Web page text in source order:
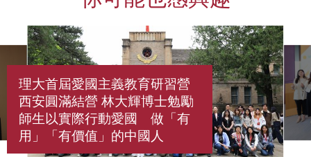
理大首屆愛國主義教育研習營
西安圓滿結營 林大輝博士勉勵
師生以實際行動愛國 做「有
用」「有價值」的中國人